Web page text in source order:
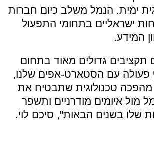
ימית. הנמל משלב כיום חברות
ישראליים בתחומי התפעול
המידע.
תקציבים גדולים מאוד בתחום
פעולה עם הסטארט-אפים שלנו,
טכנולוגית שתבטיח את
מול איומים מודרניים ותשפר
שלו בשנים הבאות", סיכם לוי.